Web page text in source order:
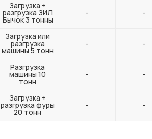
Загрузка +
разгрузка ЗИЛ
Бычок 3 тонны
- -
Загрузка или
разгрузка
машины 5 тонн
- -
Разгрузка
машины 10
тонн
- -
Загрузка +
разгрузка фуры
20 тонн
- -